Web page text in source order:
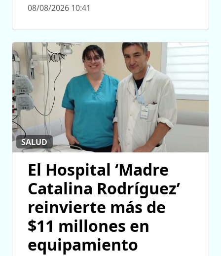
08/08/2026 10:41
SALUD
El Hospital ‘Madre
Catalina Rodríguez’
reinvierte más de
$11 millones en
equipamiento